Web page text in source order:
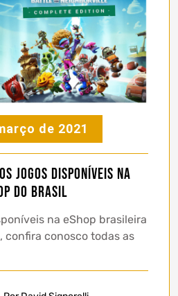
de 2021
jogos disponíveis na
do Brasil
na eShop brasileira
confira conosco todas as